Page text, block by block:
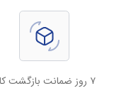
۷ روز ضمانت بازگشت کالا